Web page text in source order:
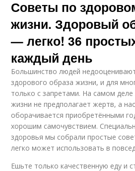
Советы по
жизни. Здоровый
— легко! 36
каждый день
Большинство людей
здорового образа жизни, и для
только с запретами. На самом
жизни не предполагает жертв, а
оборачивается приобретёнными
хорошим самочувствием.
здоровья мы собрали простые
легко может использовать в
Ешьте только качественную еду и